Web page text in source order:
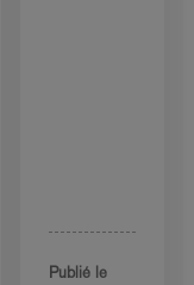
Publié le